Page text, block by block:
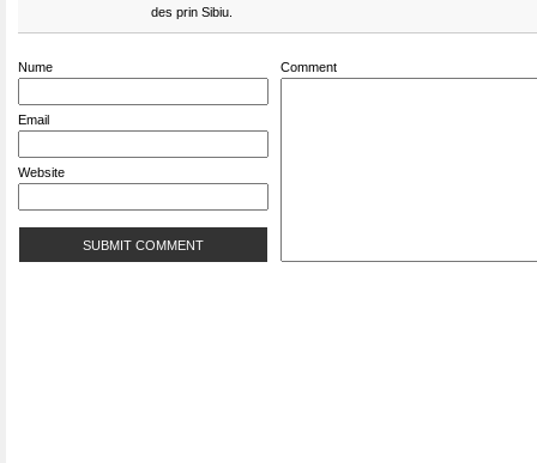
des prin Sibiu.
Nume
Email
Website
Comment